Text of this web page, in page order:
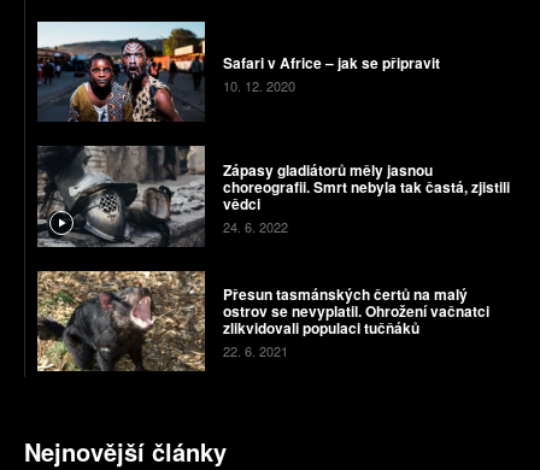
Safari v Africe – jak se připravit
10. 12. 2020
Zápasy gladiátorů měly jasnou
choreografii. Smrt nebyla tak častá, zjistili
vědci
24. 6. 2022
Přesun tasmánských čertů na malý
ostrov se nevyplatil. Ohrožení vačnatci
zlikvidovali populaci tučňáků
22. 6. 2021
Nejnovější články